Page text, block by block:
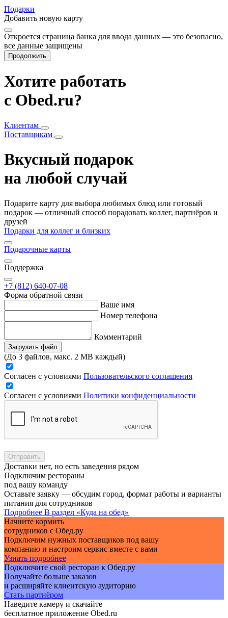
Подарки
Добавить новую карту
Откроется страница банка для ввода данных — это безопасно,
все данные защищены
Продолжить
Хотите работать
с Obed.ru?
Клиентам
Поставщикам
Вкусный подарок
на любой случай
Подарите карту для выбора любимых блюд или готовый
подарок — отличный способ порадовать коллег, партнёров и
друзей
Подарки для коллег и близких
Подарочные карты
Поддержка
+7 (812) 640-07-08
Форма обратной связи
Ваше имя
Номер телефона
Комментарий
Загрузить файл
(До 3 файлов, макс. 2 MB каждый)
Согласен с условиями Пользовательского соглашения
Согласен с условиями Политики конфиденциальности
Отправить
Доставки нет, но есть заведения рядом
Подключим рестораны
под вашу команду
Оставьте заявку — обсудим город, формат работы и варианты
питания для сотрудников
Подробнее В раздел «Куда на обед»
Начните кормить
сотрудников с Обед.ру
Подключим нужных поставщиков под вашу
компанию и настроим сервис вместе с вами
Узнать подробнее
Подключите свой ресторан к Обед.ру
Получайте больше заказов
и расширяйте клиентскую аудиторию
Стать партнёром
Наведите камеру и скачайте
бесплатное приложение Obed.ru